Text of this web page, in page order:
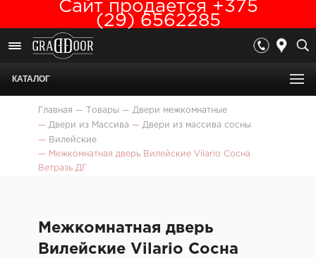
Сайт продается +375
(29) 6562285
КАТАЛОГ
Главная — Товары — Двери межкомнатные
— Двери из Массива — Двери из массива сосны
—
Вилейские
—
Межкомнатная дверь Вилейские Vilario Сосна
Ветразь ДГ
Межкомнатная дверь
Вилейские Vilario Сосна